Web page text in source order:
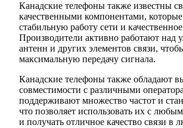
Канадские телефоны также известны
качественными компонентами,
стабильную работу сети и
Производители активно работают над
антенн и других элементов связи,
максимальную передачу сигнала.
Канадские телефоны также обладают
совместимости с различными
поддерживают множество частот и
что позволяет использовать их с
и получать отличное качество связи в